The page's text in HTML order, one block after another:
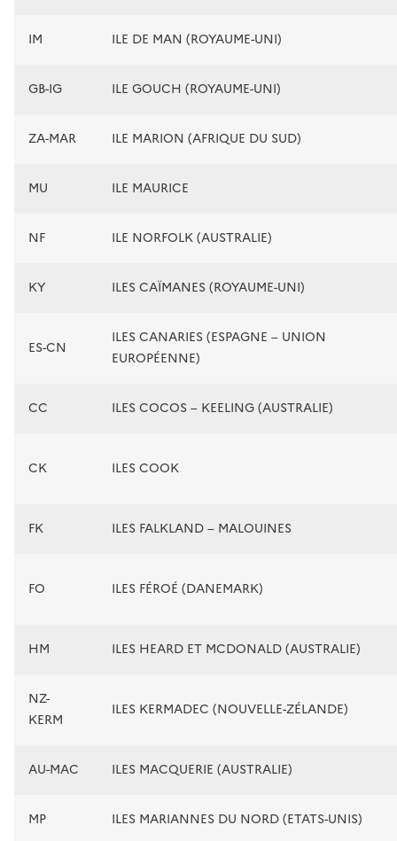
IM ILE DE MAN (ROYAUME-UNI)
GB-IG ILE GOUCH (ROYAUME-UNI)
ZA-MAR ILE MARION (AFRIQUE DU SUD)
MU ILE MAURICE
NF ILE NORFOLK (AUSTRALIE)
KY ILES CAÏMANES (ROYAUME-UNI)
ES-CN
ILES CANARIES (ESPAGNE – UNION
EUROPÉENNE)
CC ILES COCOS – KEELING (AUSTRALIE)
CK ILES COOK
FK ILES FALKLAND – MALOUINES
FO ILES FÉROÉ (DANEMARK)
HM ILES HEARD ET MCDONALD (AUSTRALIE)
NZ-
KERM
ILES KERMADEC (NOUVELLE-ZÉLANDE)
AU-MAC ILES MACQUERIE (AUSTRALIE)
MP ILES MARIANNES DU NORD (ETATS-UNIS)